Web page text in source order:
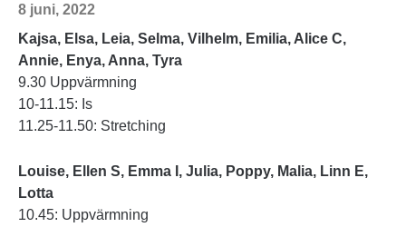
8 juni, 2022
Kajsa, Elsa, Leia, Selma, Vilhelm, Emilia, Alice C,
Annie, Enya, Anna, Tyra
9.30 Uppvärmning
10-11.15: Is
11.25-11.50: Stretching
Louise, Ellen S, Emma I, Julia, Poppy, Malia, Linn E,
Lotta
10.45: Uppvärmning